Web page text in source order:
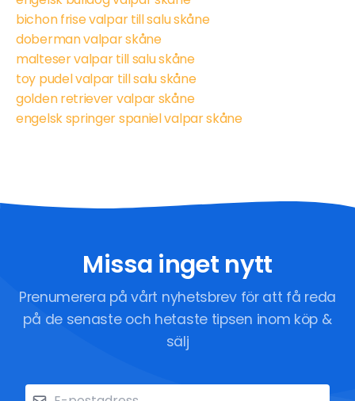
bichon frise valpar till salu skåne
doberman valpar skåne
malteser valpar till salu skåne
toy pudel valpar till salu skåne
golden retriever valpar skåne
engelsk springer spaniel valpar skåne
Missa inget nytt
Prenumerera på vårt nyhetsbrev för att få reda
på de senaste och hetaste tipsen inom köp &
sälj